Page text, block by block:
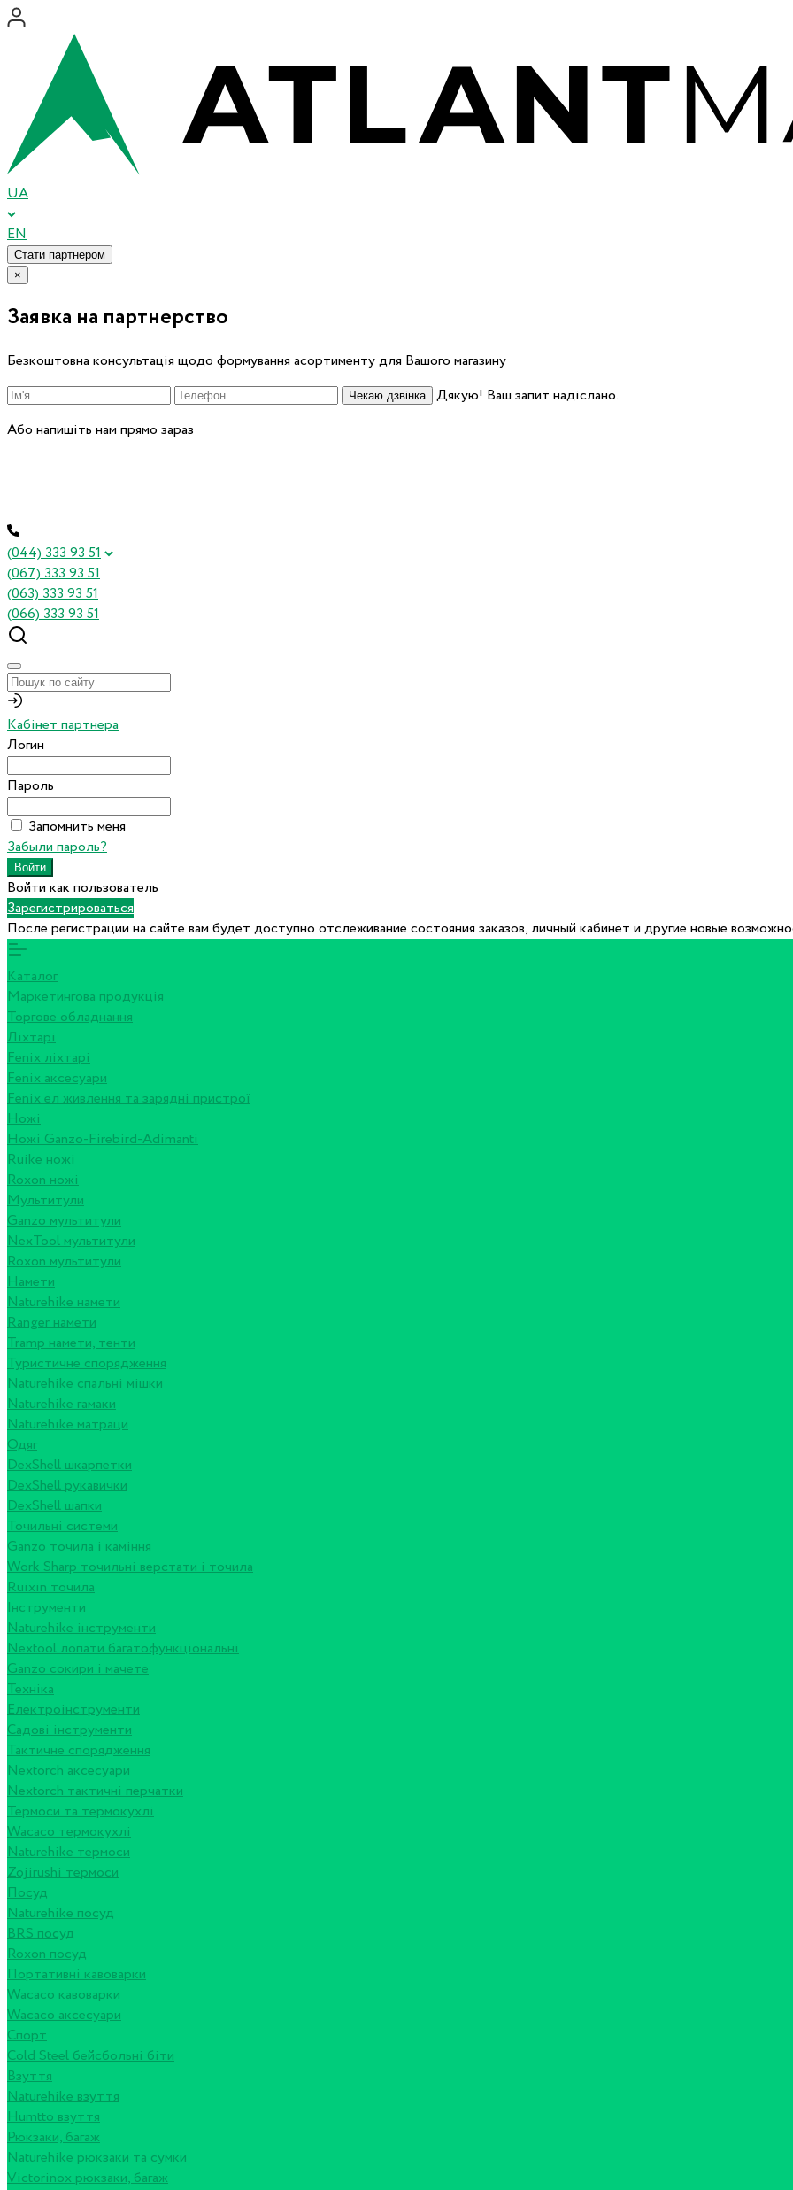
UA
EN
Стати партнером
×
Заявка на партнерство
Безкоштовна консультація щодо формування асортименту для Вашого магазину
Чекаю дзвінка
Дякую! Ваш запит надіслано.
Або напишіть нам прямо зараз
(044) 333 93 51
(067) 333 93 51
(063) 333 93 51
(066) 333 93 51
Кабінет партнера
Логин
Пароль
Запомнить меня
Забыли пароль?
Войти как пользователь
Зарегистрироваться
После регистрации на сайте вам будет доступно отслеживание состояния заказов, личный кабинет и другие новые
Каталог
Маркетингова продукція
Торгове обладнання
Ліхтарі
Fenix ліхтарі
Fenix аксесуари
Fenix ел живлення та зарядні пристрої
Ножі
Ножі Ganzo-Firebird-Adimanti
Ruike ножі
Roxon ножi
Мультитули
Ganzo мультитули
NexTool мультитули
Roxon мультитули
Намети
Naturehike намети
Ranger намети
Tramp намети, тенти
Туристичне спорядження
Naturehike спальні мішки
Naturehike гамаки
Naturehike матраци
Одяг
DexShell шкарпетки
DexShell рукавички
DexShell шапки
Точильні системи
Ganzo точила і каміння
Work Sharp точильні верстати і точила
Ruixin точила
Інструменти
Naturehike інструменти
Nextool лопати багатофункціональні
Ganzo сокири і мачете
Техніка
Електроінструменти
Садові інструменти
Тактичне спорядження
Nextorch аксесуари
Nextorch тактичні перчатки
Термоси та термокухлі
Wacaco термокухлі
Naturehike термоси
Zojirushi термоси
Посуд
Naturehike посуд
BRS посуд
Roxon посуд
Портативні кавоварки
Wacaco кавоварки
Wacaco аксесуари
Спорт
Cold Steel бейсбольні біти
Взуття
Naturehike взуття
Humtto взуття
Рюкзаки, багаж
Naturehike рюкзаки та сумки
Victorinox рюкзаки, багаж